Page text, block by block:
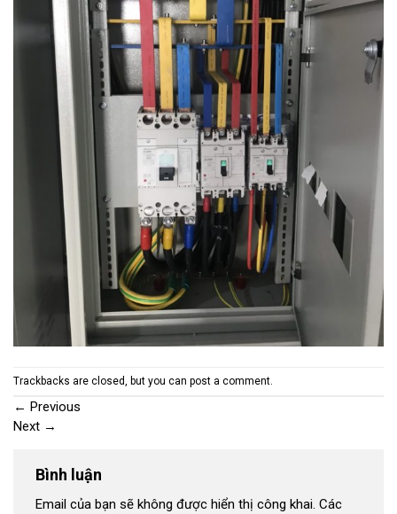
Trackbacks are closed, but you can post a comment
← Previous
Next →
Bình luận
Email của bạn sẽ không được hiển thị công khai. Các